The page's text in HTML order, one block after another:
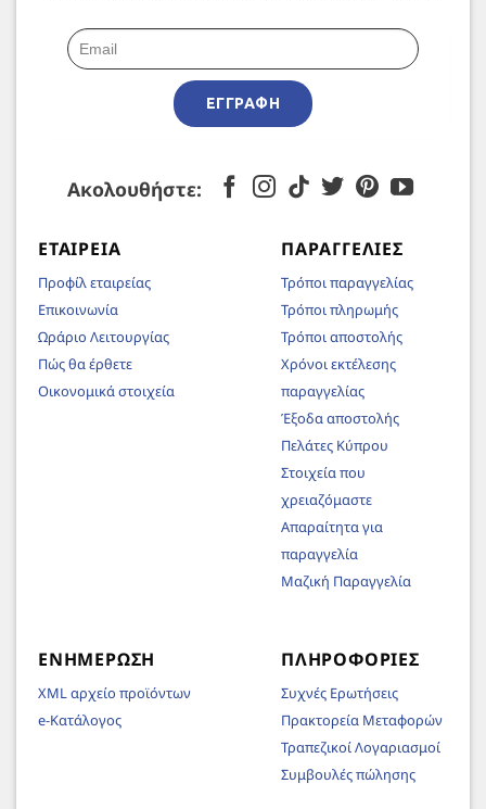
ΕΓΓΡΑΦΉ
Ακολουθήστε:
ΕΤΑΙΡΕΊΑ
Προφίλ εταιρείας
Επικοινωνία
Ωράριο Λειτουργίας
Πώς θα έρθετε
Οικονομικά στοιχεία
ΠΑΡΑΓΓΕΛΊΕΣ
Τρόποι παραγγελίας
Τρόποι πληρωμής
Τρόποι αποστολής
Χρόνοι εκτέλεσης
παραγγελίας
Έξοδα αποστολής
Πελάτες Κύπρου
Στοιχεία που
χρειαζόμαστε
Απαραίτητα για
παραγγελία
Μαζική Παραγγελία
ΕΝΗΜΈΡΩΣΗ
XML αρχείο προϊόντων
e-Κατάλογος
ΠΛΗΡΟΦΟΡΊΕΣ
Συχνές Ερωτήσεις
Πρακτορεία Μεταφορών
Τραπεζικοί Λογαριασμοί
Συμβουλές πώλησης